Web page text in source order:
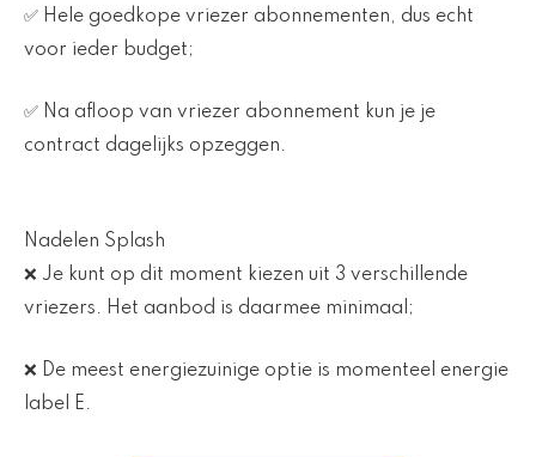
✅ Hele goedkope vriezer abonnementen, dus echt
voor ieder budget;
✅ Na afloop van vriezer abonnement kun je je
contract dagelijks opzeggen.
Nadelen Splash
❌ Je kunt op dit moment kiezen uit 3 verschillende
vriezers. Het aanbod is daarmee minimaal;
❌ De meest energiezuinige optie is momenteel energie
label E.